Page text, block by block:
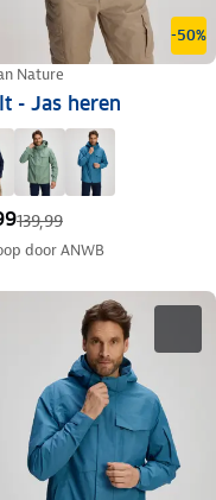
-50%
Nature
- Jas heren
139,99
doorANWB